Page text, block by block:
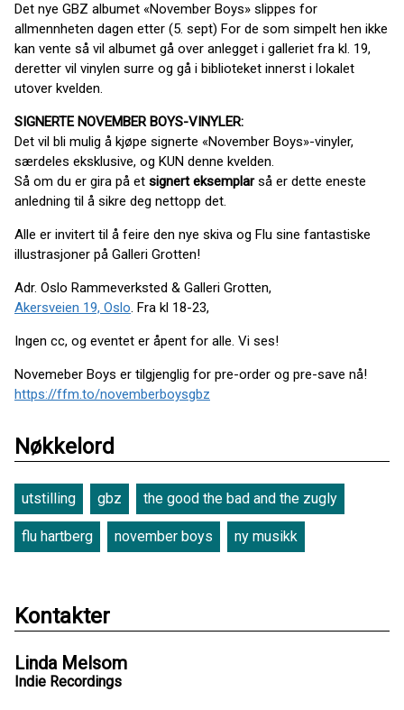
Det nye GBZ albumet «November Boys» slippes for
allmennheten dagen etter (5. sept) For de som simpelt hen ikke
kan vente så vil albumet gå over anlegget i galleriet fra kl. 19,
deretter vil vinylen surre og gå i biblioteket innerst i lokalet
utover kvelden.
SIGNERTE NOVEMBER BOYS-VINYLER:
Det vil bli mulig å kjøpe signerte «November Boys»-vinyler,
særdeles eksklusive, og KUN denne kvelden.
Så om du er gira på et signert eksemplarså er dette eneste
anledning til å sikre deg nettopp det.
Alle er invitert til å feire den nye skiva og Flu sine fantastiske
illustrasjoner på Galleri Grotten!
Adr. Oslo Rammeverksted & Galleri Grotten,
Akersveien 19, Oslo. Fra kl 18-23,
Ingen cc, og eventet er åpent for alle. Vi ses!
Novemeber Boys er tilgjenglig for pre-order og pre-save nå!
https://ffm.to/novemberboysgbz
Nøkkelord
utstilling gbz the good the bad and the zugly
flu hartberg november boys ny musikk
Kontakter
Linda Melsom
Indie Recordings